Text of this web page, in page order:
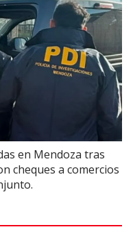
en Mendoza tras
cheques a comercios